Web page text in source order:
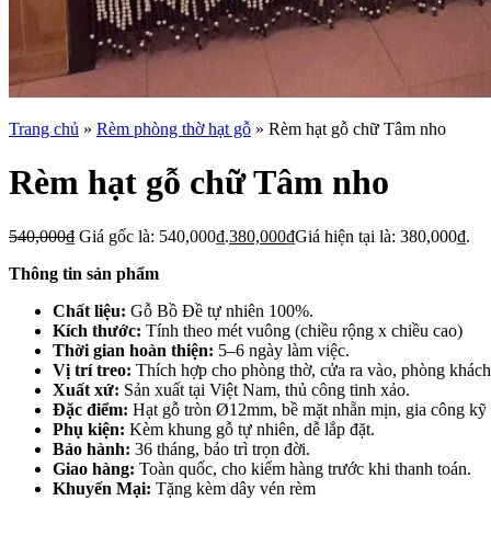
Trang chủ » Rèm phòng thờ hạt gỗ » Rèm hạt gỗ chữ Tâm nho
Rèm hạt gỗ chữ Tâm nho
540,000₫ Giá gốc là: 540,000₫.380,000₫Giá hiện tại là: 380,000₫.
Thông tin sản phẩm
Chất liệu: Gỗ Bồ Đề tự nhiên 100%.
Kích thước: Tính theo mét vuông (chiều rộng x chiều cao)
Thời gian hoàn thiện: 5–6 ngày làm việc.
Vị trí treo: Thích hợp cho phòng thờ, cửa ra vào, phòng
Xuất xứ: Sản xuất tại Việt Nam, thủ công tinh xảo.
Đặc điểm: Hạt gỗ tròn Ø12mm, bề mặt nhẵn mịn, gia công
Phụ kiện: Kèm khung gỗ tự nhiên, dễ lắp đặt.
Bảo hành: 36 tháng, bảo trì trọn đời.
Giao hàng: Toàn quốc, cho kiểm hàng trước khi thanh toán.
Khuyến Mại: Tặng kèm dây vén rèm